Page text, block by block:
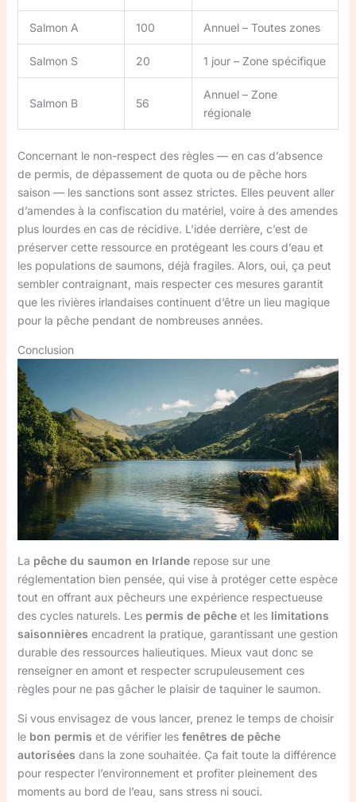
Salmon A 100 Annuel – Toutes zones
Salmon S 20 1 jour – Zone spécifique
Salmon B 56
Annuel – Zone
régionale
Concernant le non-respect des règles — en cas d’absence
de permis, de dépassement de quota ou de pêche hors
saison — les sanctions sont assez strictes. Elles peuvent aller
d’amendes à la confiscation du matériel, voire à des amendes
plus lourdes en cas de récidive. L’idée derrière, c’est de
préserver cette ressource en protégeant les cours d’eau et
les populations de saumons, déjà fragiles. Alors, oui, ça peut
sembler contraignant, mais respecter ces mesures garantit
que les rivières irlandaises continuent d’être un lieu magique
pour la pêche pendant de nombreuses années.
Conclusion
La pêche du saumon en Irlanderepose sur une
réglementation bien pensée, qui vise à protéger cette espèce
tout en offrant aux pêcheurs une expérience respectueuse
des cycles naturels. Les permis de pêcheet les limitations
saisonnières encadrent la pratique, garantissant une gestion
durable des ressources halieutiques. Mieux vaut donc se
renseigner en amont et respecter scrupuleusement ces
règles pour ne pas gâcher le plaisir de taquiner le saumon.
Si vous envisagez de vous lancer, prenez le temps de choisir
le bon permis et de vérifier les fenêtres de pêche
autorisées dans la zone souhaitée. Ça fait toute la différence
pour respecter l’environnement et profiter pleinement des
moments au bord de l’eau, sans stress ni souci.